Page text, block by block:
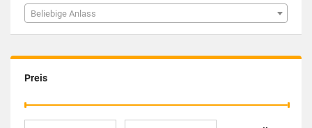
Beliebige Anlass
Preis